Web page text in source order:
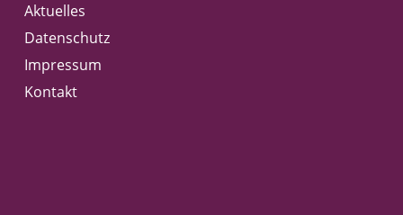
Aktuelles
Datenschutz
Impressum
Kontakt